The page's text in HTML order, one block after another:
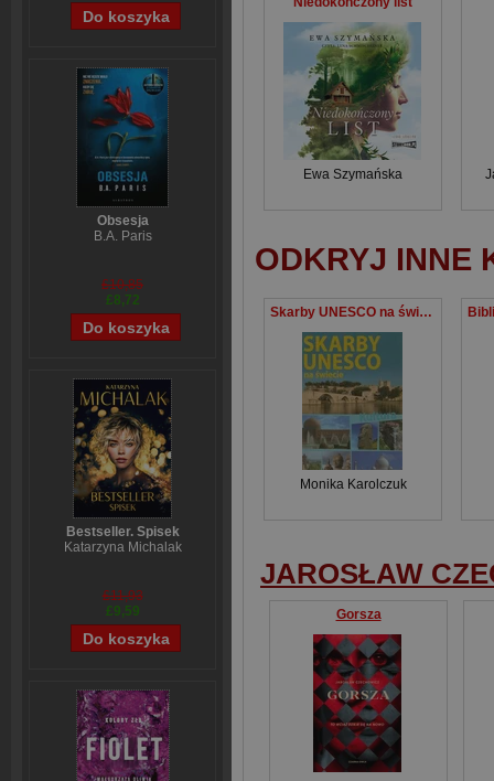
Obsesja
B.A. Paris
£10,85
£8,72
Bestseller. Spisek
Katarzyna Michalak
£11,93
£9,59
Ewa Szymańska
ODKRYJ INNE
Skarby UNESCO na świecie Kultura
Monika Karolczuk
JAROSŁAW
Gorsza